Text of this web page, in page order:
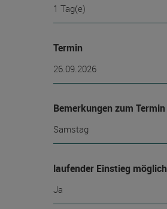
1 Tag(e)
Termin
26.09.2026
Bemerkungen zum Termin
Samstag
laufender Einstieg möglich
Ja